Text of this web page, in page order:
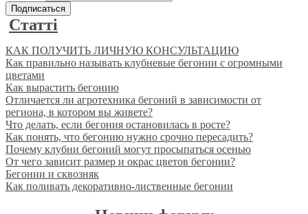
Статті
КАК ПОЛУЧИТЬ ЛИЧНУЮ КОНСУЛЬТАЦИЮ
Как правильно называть клубневые бегонии с огромными
цветами
Как вырастить бегонию
Отличается ли агротехника бегоний в зависимости от
региона, в котором вы живете?
Что делать, если бегония остановилась в росте?
Как понять, что бегонию нужно срочно пересадить?
Почему клубни бегоний могут просыпаться осенью
От чего зависит размер и окрас цветов бегонии?
Бегонии и сквозняк
Как поливать декоративно-лиственные бегонии